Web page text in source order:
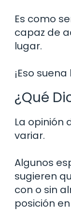
Es como
capaz de
lugar.
¡Eso
¿Qué
La opinión
variar.
Algunos
sugieren
con o sin
posición